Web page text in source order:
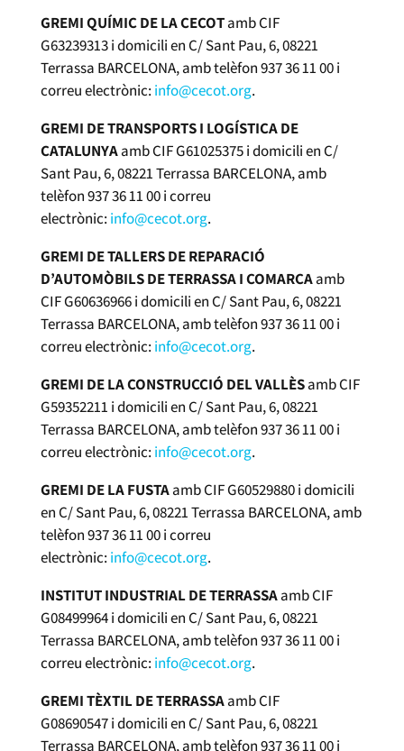
GREMI QUÍMIC DE LA CECOTamb CIF
G63239313 i domicili en C/ Sant Pau, 6, 08221
Terrassa BARCELONA, amb telèfon 937 36 11 00 i
correu electrònic:info@cecot.org.
GREMI DE TRANSPORTS I LOGÍSTICA DE
CATALUNYAamb CIF G61025375 i domicili en C/
Sant Pau, 6, 08221 Terrassa BARCELONA, amb
telèfon 937 36 11 00 i correu
electrònic:info@cecot.org.
GREMI DE TALLERS DE REPARACIÓ
D’AUTOMÒBILS DE TERRASSA I COMARCAamb
CIF G60636966 i domicili en C/ Sant Pau, 6, 08221
Terrassa BARCELONA, amb telèfon 937 36 11 00 i
correu electrònic:info@cecot.org.
GREMI DE LA CONSTRUCCIÓ DEL VALLÈSamb CIF
G59352211 i domicili en C/ Sant Pau, 6, 08221
Terrassa BARCELONA, amb telèfon 937 36 11 00 i
correu electrònic:info@cecot.org.
GREMI DE LA FUSTAamb CIF G60529880 i domicili
en C/ Sant Pau, 6, 08221 Terrassa BARCELONA, amb
telèfon 937 36 11 00 i correu
electrònic:info@cecot.org.
INSTITUT INDUSTRIAL DE TERRASSAamb CIF
G08499964 i domicili en C/ Sant Pau, 6, 08221
Terrassa BARCELONA, amb telèfon 937 36 11 00 i
correu electrònic:info@cecot.org.
GREMI TÈXTIL DE TERRASSAamb CIF
G08690547 i domicili en C/ Sant Pau, 6, 08221
Terrassa BARCELONA, amb telèfon 937 36 11 00 i